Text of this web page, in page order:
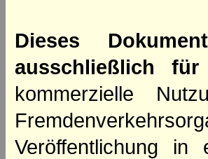
Dieses
ausschließlich
kommerzielle
Veröffentlichung